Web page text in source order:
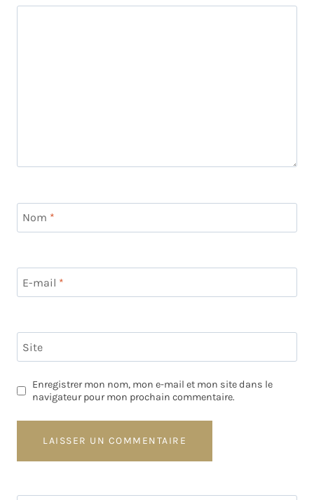
Nom *
E-mail *
Site
Enregistrer mon nom, mon e-mail et mon site dans le
navigateur pour mon prochain commentaire.